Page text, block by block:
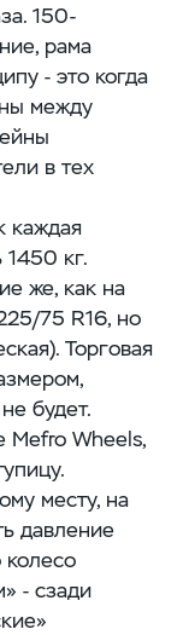
150-
рама
- это когда
между
в тех
каждая
1450 кг.
же, как на
75 R16, но
Торговая
будет.
Mefro Wheels,
месту, на
давление
колесо
- сзади